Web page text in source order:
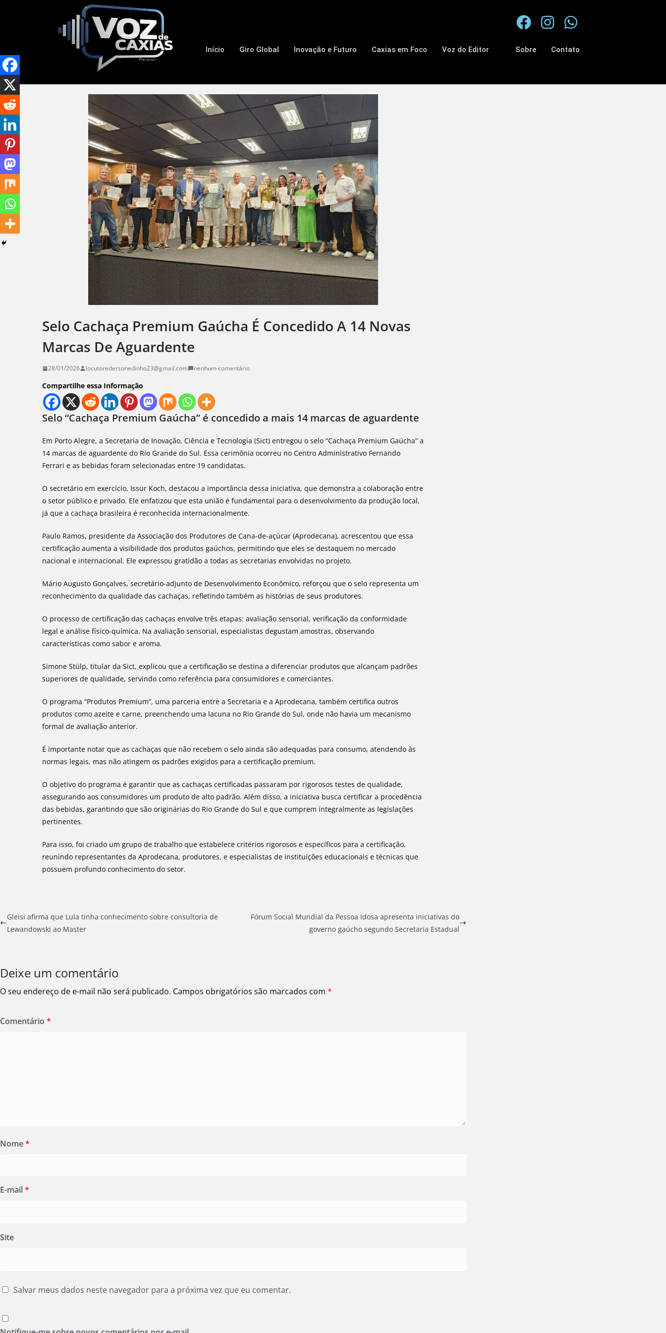
Início Giro Global Inovação e Futuro Caxias em Foco Voz do Editor Sobre Contato
Selo Cachaça Premium Gaúcha É Concedido A 14 Novas
Marcas De Aguardente
28/01/2026 locutoredersonedinho23@gmail.com nenhum comentário
Compartilhe essa Informação
Selo “Cachaça Premium Gaúcha” é concedido a mais 14 marcas de aguardente
Em Porto Alegre, a Secretaria de Inovação, Ciência e Tecnologia (Sict) entregou o selo “Cachaça Premium Gaúcha” a
14 marcas de aguardente do Rio Grande do Sul. Essa cerimônia ocorreu no Centro Administrativo Fernando
Ferrari e as bebidas foram selecionadas entre 19 candidatas.
O secretário em exercício, Issur Koch, destacou a importância dessa iniciativa, que demonstra a colaboração entre
o setor público e privado. Ele enfatizou que esta união é fundamental para o desenvolvimento da produção local,
já que a cachaça brasileira é reconhecida internacionalmente.
Paulo Ramos, presidente da Associação dos Produtores de Cana-de-açúcar (Aprodecana), acrescentou que essa
certificação aumenta a visibilidade dos produtos gaúchos, permitindo que eles se destaquem no mercado
nacional e internacional. Ele expressou gratidão a todas as secretarias envolvidas no projeto.
Mário Augusto Gonçalves, secretário-adjunto de Desenvolvimento Econômico, reforçou que o selo representa um
reconhecimento da qualidade das cachaças, refletindo também as histórias de seus produtores.
O processo de certificação das cachaças envolve três etapas: avaliação sensorial, verificação da conformidade
legal e análise físico-química. Na avaliação sensorial, especialistas degustam amostras, observando
características como sabor e aroma.
Simone Stülp, titular da Sict, explicou que a certificação se destina a diferenciar produtos que alcançam padrões
superiores de qualidade, servindo como referência para consumidores e comerciantes.
O programa “Produtos Premium”, uma parceria entre a Secretaria e a Aprodecana, também certifica outros
produtos como azeite e carne, preenchendo uma lacuna no Rio Grande do Sul, onde não havia um mecanismo
formal de avaliação anterior.
É importante notar que as cachaças que não recebem o selo ainda são adequadas para consumo, atendendo às
normas legais, mas não atingem os padrões exigidos para a certificação premium.
O objetivo do programa é garantir que as cachaças certificadas passaram por rigorosos testes de qualidade,
assegurando aos consumidores um produto de alto padrão. Além disso, a iniciativa busca certificar a procedência
das bebidas, garantindo que são originárias do Rio Grande do Sul e que cumprem integralmente as legislações
pertinentes.
Para isso, foi criado um grupo de trabalho que estabelece critérios rigorosos e específicos para a certificação,
reunindo representantes da Aprodecana, produtores, e especialistas de instituições educacionais e técnicas que
possuem profundo conhecimento do setor.
Gleisi afirma que Lula tinha conhecimento sobre consultoria de
Lewandowski ao Master
Fórum Social Mundial da Pessoa Idosa apresenta iniciativas do
governo gaúcho segundo Secretaria Estadual
Deixe um comentário
O seu endereço de e-mail não será publicado. Campos obrigatórios são marcados com *
Comentário *
Nome*
E-mail*
Site
Salvar meus dados neste navegador para a próxima vez que eu comentar.